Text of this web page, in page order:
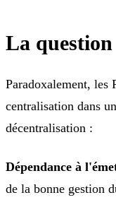
La
Paradoxalement, les
centralisation dans
décentralisation :
Dépendance à
de la bonne gestion